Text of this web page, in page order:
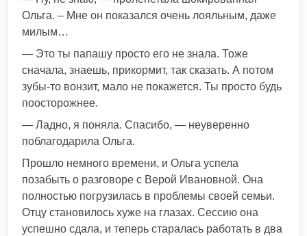
Ольга. – Мне он показался очень лояльным, даже
милым…
— Это ты папашу просто его не знала. Тоже
сначала, знаешь, прикормит, так сказать. А потом
зубы-то вонзит, мало не покажется. Ты просто будь
поосторожнее.
— Ладно, я поняла. Спасибо, — неуверенно
поблагодарила Ольга.
Прошло немного времени, и Ольга успела
позабыть о разговоре с Верой Ивановной. Она
полностью погрузилась в проблемы своей семьи.
Отцу становилось хуже на глазах. Сессию она
успешно сдала, и теперь старалась работать в два